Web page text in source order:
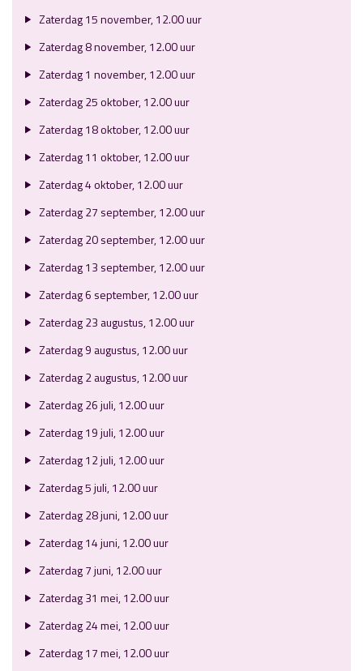
Zaterdag 15 november, 12.00 uur
Zaterdag 8 november, 12.00 uur
Zaterdag 1 november, 12.00 uur
Zaterdag 25 oktober, 12.00 uur
Zaterdag 18 oktober, 12.00 uur
Zaterdag 11 oktober, 12.00 uur
Zaterdag 4 oktober, 12.00 uur
Zaterdag 27 september, 12.00 uur
Zaterdag 20 september, 12.00 uur
Zaterdag 13 september, 12.00 uur
Zaterdag 6 september, 12.00 uur
Zaterdag 23 augustus, 12.00 uur
Zaterdag 9 augustus, 12.00 uur
Zaterdag 2 augustus, 12.00 uur
Zaterdag 26 juli, 12.00 uur
Zaterdag 19 juli, 12.00 uur
Zaterdag 12 juli, 12.00 uur
Zaterdag 5 juli, 12.00 uur
Zaterdag 28 juni, 12.00 uur
Zaterdag 14 juni, 12.00 uur
Zaterdag 7 juni, 12.00 uur
Zaterdag 31 mei, 12.00 uur
Zaterdag 24 mei, 12.00 uur
Zaterdag 17 mei, 12.00 uur